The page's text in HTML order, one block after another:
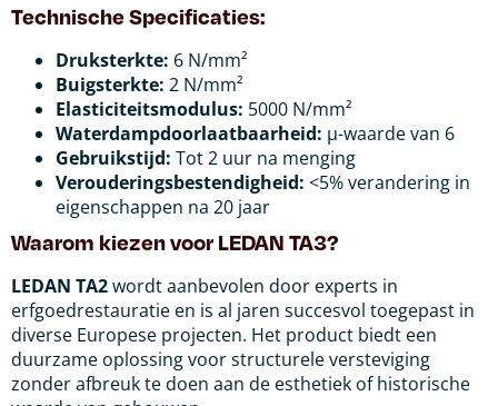
Technische Specificaties:
Druksterkte: 6 N/mm²
Buigsterkte: 2 N/mm²
Elasticiteitsmodulus: 5000 N/mm²
Waterdampdoorlaatbaarheid: μ-waarde van 6
Gebruikstijd: Tot 2 uur na menging
Verouderingsbestendigheid: <5% verandering in
eigenschappen na 20 jaar
Waarom kiezen voor LEDAN TA3?
LEDAN TA2wordt aanbevolen door experts in
erfgoedrestauratie en is al jaren succesvol toegepast in
diverse Europese projecten. Het product biedt een
duurzame oplossing voor structurele versteviging
zonder afbreuk te doen aan de esthetiek of historische